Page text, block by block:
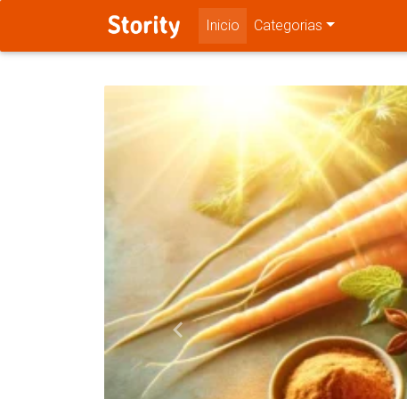
Inicio Categorias
Previous